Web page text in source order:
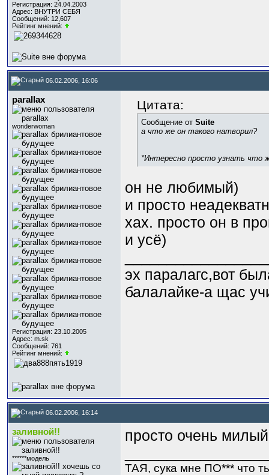
Регистрация: 24.04.2003
Адрес: ВНУТРИ СЕБЯ
Сообщений: 12,607
Рейтинг мнений:
06.02.2006, 16:06
parallax
wonderwoman
Регистрация: 23.10.2005
Адрес: m.sk
Сообщений: 761
Рейтинг мнений:
Цитата:
Сообщение от Suite
а что же он такого натворил?
*Интересно просто узнать что
он не любимый)
и просто
хах. просто он в
и усё)
эх паралагс,вот
балалайке-а щас
06.02.2006, 16:14
заливной!!
******модель
просто очень
ТАЯ, сука мне ПО*** что